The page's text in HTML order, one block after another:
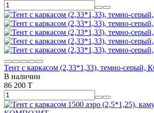
Тент с каркасом (2,33*1,33), темно-
В наличии
86 200 T